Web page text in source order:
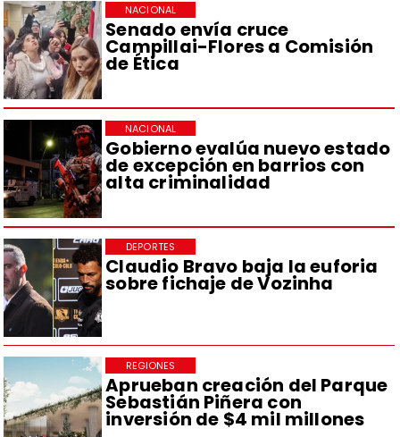
Senado envía cruce
Campillai-Flores a Comisión
de Ética
NACIONAL
Gobierno evalúa nuevo estado
de excepción en barrios con
alta criminalidad
NACIONAL
Claudio Bravo baja la euforia
sobre fichaje de Vozinha
DEPORTES
Aprueban creación del Parque
Sebastián Piñera con
inversión de $4 mil millones
REGIONES